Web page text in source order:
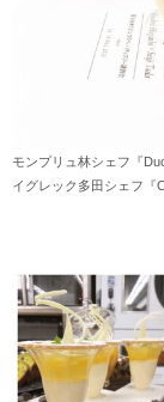
モンプリュ林シェフ『
イグレック多田シェフ『